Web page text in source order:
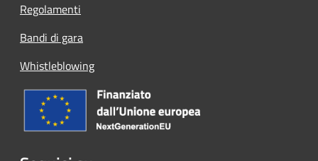
Regolamenti
Bandi di gara
Whistleblowing